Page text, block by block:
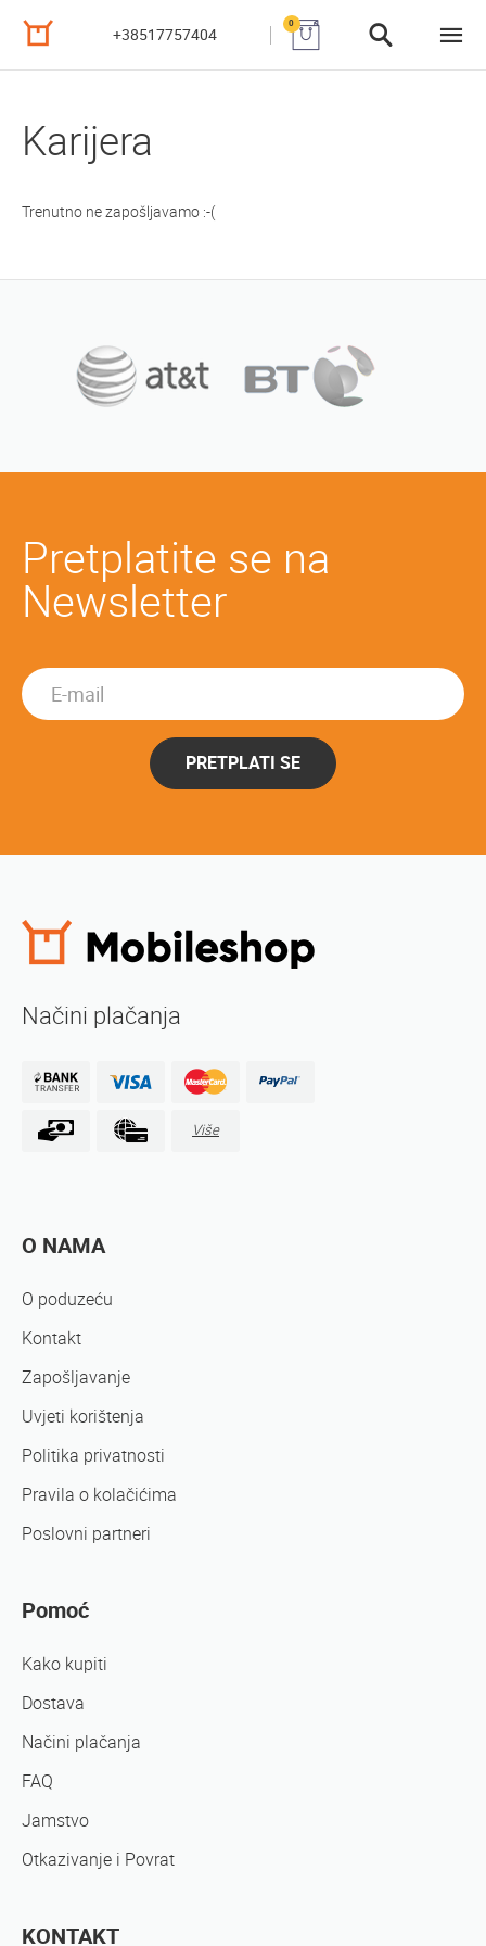
+38517757404
0
Karijera
Trenutno ne zapošljavamo :-(
Pretplatite se na
Newsletter
PRETPLATI SE
Načini plačanja
Više
O NAMA
O poduzeću
Kontakt
Zapošljavanje
Uvjeti korištenja
Politika privatnosti
Pravila o kolačićima
Poslovni partneri
Pomoć
Kako kupiti
Dostava
Načini plačanja
FAQ
Jamstvo
Otkazivanje i Povrat
KONTAKT